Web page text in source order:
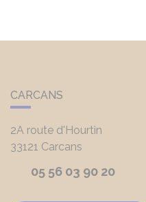
CARCANS
2A route d'Hourtin
33121 Carcans
05 56 03 90 20